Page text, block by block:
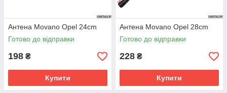
Антена Movano Opel 24cm
Готово до відправки
198 ₴
Купити
Антена Movano Opel 28cm
Готово до відправки
228 ₴
Купити